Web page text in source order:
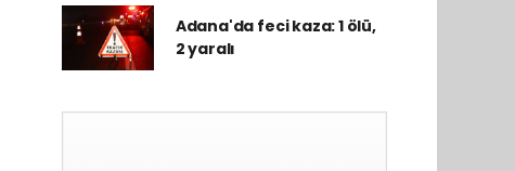
Adana'da feci kaza: 1 ölü,
2 yaralı